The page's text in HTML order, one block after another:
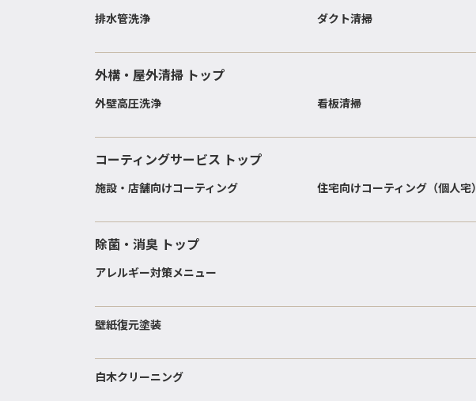
排水管洗浄 ダクト清掃
外構・屋外清掃 トップ
外壁高圧洗浄 看板清掃
コーティングサービス トップ
施設・店舗向けコーティング 住宅向けコーティング（個人宅）
除菌・消臭 トップ
アレルギー対策メニュー
壁紙復元塗装
白木クリーニング